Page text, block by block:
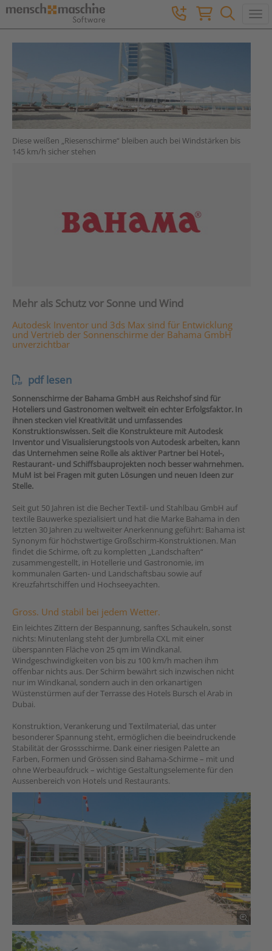
Diese weißen „Riesenschirme“ bleiben auch bei Windstärken bis
145 km/h sicher stehen
Mehr als Schutz vor Sonne und Wind
Autodesk Inventor und 3ds Max sind für Entwicklung
und Vertrieb der Sonnenschirme der Bahama GmbH
unverzichtbar
pdf lesen
Sonnenschirme der Bahama GmbH aus Reichshof sind für
Hoteliers und Gastronomen weltweit ein echter Erfolgsfaktor. In
ihnen stecken viel Kreativität und umfassendes
Konstruktionswissen. Seit die Konstrukteure mit Autodesk
Inventor und Visualisierungstools von Autodesk arbeiten, kann
das Unternehmen seine Rolle als aktiver Partner bei Hotel-,
Restaurant- und Schiffsbauprojekten noch besser wahrnehmen.
MuM ist bei Fragen mit guten Lösungen und neuen Ideen zur
Stelle.
Seit gut 50 Jahren ist die Becher Textil- und Stahlbau GmbH auf
textile Bauwerke spezialisiert und hat die Marke Bahama in den
letzten 30 Jahren zu weltweiter Anerkennung geführt: Bahama ist
Synonym für höchstwertige Großschirm-Konstruktionen. Man
findet die Schirme, oft zu kompletten „Landschaften“
zusammengestellt, in Hotellerie und Gastronomie, im
kommunalen Garten- und Landschaftsbau sowie auf
Kreuzfahrtschiffen und Hochseeyachten.
Gross. Und stabil bei jedem Wetter.
Ein leichtes Zittern der Bespannung, sanftes Schaukeln, sonst
nichts: Minutenlang steht der Jumbrella CXL mit einer
überspannten Fläche von 25 qm im Windkanal.
Windgeschwindigkeiten von bis zu 100 km/h machen ihm
offenbar nichts aus. Der Schirm bewährt sich inzwischen nicht
nur im Windkanal, sondern auch in den orkanartigen
Wüstenstürmen auf der Terrasse des Hotels Bursch el Arab in
Dubai.
Konstruktion, Verankerung und Textilmaterial, das unter
besonderer Spannung steht, ermöglichen die beeindruckende
Stabilität der Grossschirme. Dank einer riesigen Palette an
Farben, Formen und Grössen sind Bahama-Schirme – mit und
ohne Werbeaufdruck – wichtige Gestaltungselemente für den
Aussenbereich von Hotels und Restaurants.